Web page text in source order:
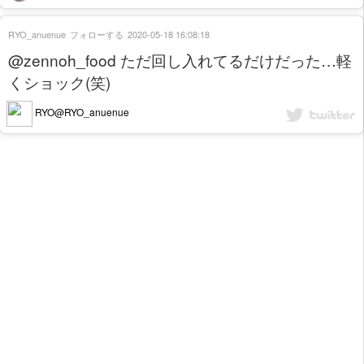
@zennoh_food ただ回し入れてるだけだった…軽
くショック(笑)
RYO@RYO_anuenue
RYO_anuenue フォローする 2020-05-18 16:08:18